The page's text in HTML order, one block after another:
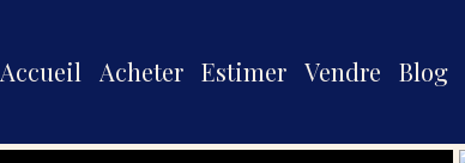
Accueil Acheter Estimer Vendre Blog